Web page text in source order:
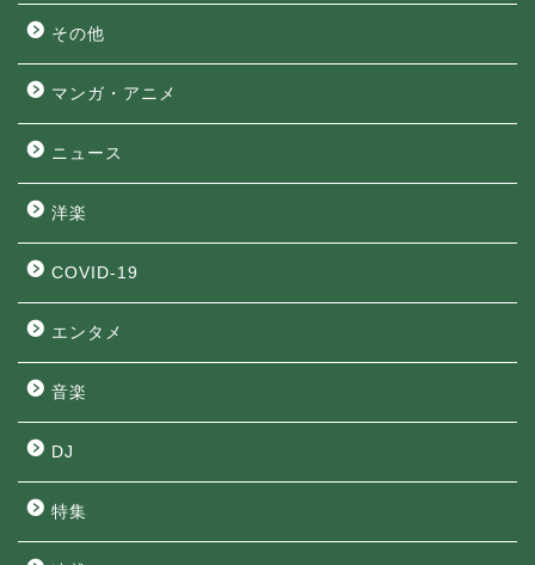
その他
マンガ・アニメ
ニュース
洋楽
COVID-19
エンタメ
音楽
DJ
特集